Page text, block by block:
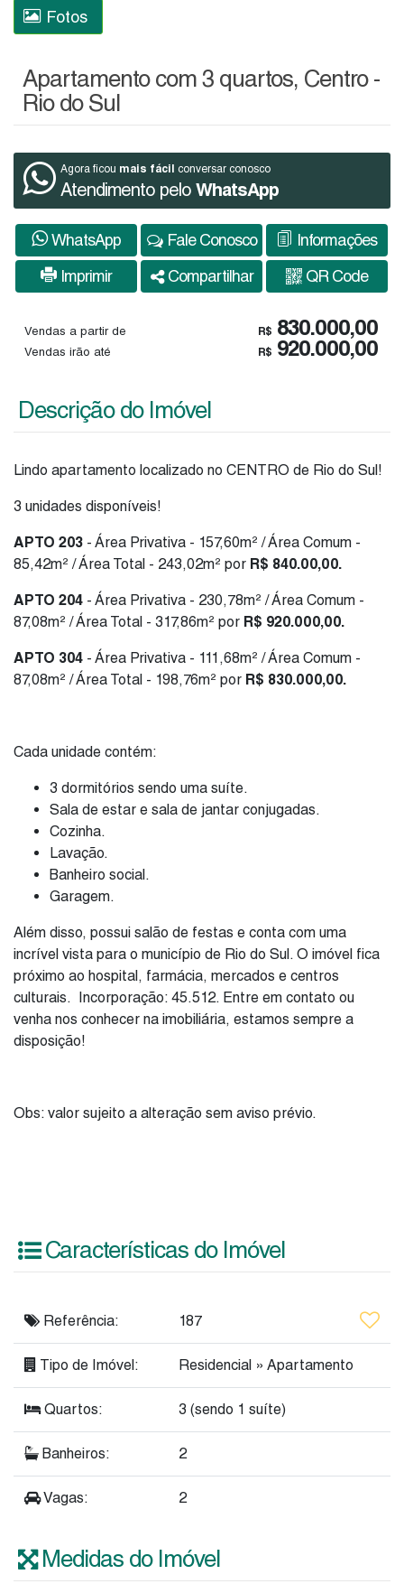
Fotos
Apartamento com 3 quartos, Centro -
Rio do Sul
Agora ficou mais fácil conversar conosco
Atendimento pelo WhatsApp
WhatsApp Fale Conosco
Informações
Imprimir
Compartilhar QR Code
R$ 830.000,00
Vendas a partir de
R$ 920.000,00
Vendas irão até
Descrição do Imóvel
Lindo apartamento localizado no CENTRO de Rio do Sul!
3 unidades disponíveis!
APTO 203 - Área Privativa - 157,60m² / Área Comum -
85,42m² / Área Total - 243,02m² por R$ 840.00,00.
APTO 204 - Área Privativa - 230,78m² / Área Comum -
87,08m² / Área Total - 317,86m² por R$ 920.000,00.
APTO 304 - Área Privativa - 111,68m² / Área Comum -
87,08m² / Área Total - 198,76m² por R$ 830.000,00.
Cada unidade contém:
3 dormitórios sendo uma suíte.
Sala de estar e sala de jantar conjugadas.
Cozinha.
Lavação.
Banheiro social.
Garagem.
Além disso, possui salão de festas e conta com uma
incrível vista para o município de Rio do Sul. O imóvel fica
próximo ao hospital, farmácia, mercados e centros
culturais. Incorporação: 45.512. Entre em contato ou
venha nos conhecer na imobiliária, estamos sempre a
disposição!
Obs: valor sujeito a alteração sem aviso prévio.
Características do Imóvel
Referência: 187
Tipo de Imóvel: Residencial » Apartamento
Quartos: 3 (sendo 1 suíte)
Banheiros: 2
Vagas: 2
Medidas do Imóvel